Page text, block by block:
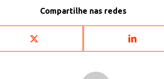
Compartilhe nas redes